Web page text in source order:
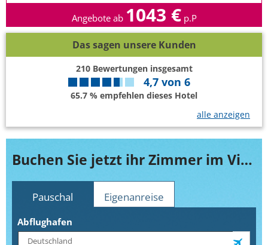
Angebote ab 1043 € p.P
Das sagen unsere Kunden
210Bewertungen insgesamt
4,7 von 6
65.7 % empfehlen dieses Hotel
alle anzeigen
Buchen Sie jetzt ihr Zimmer im Viva Wyndham Tangerine
Pauschal Eigenanreise
Abflughafen